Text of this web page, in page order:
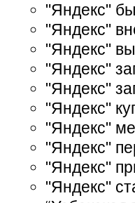
"Яндекс"
"Яндекс"
"Яндекс"
"Яндекс"
"Яндекс"
"Яндекс"
"Яндекс"
"Яндекс"
"Яндекс"
"Яндекс"